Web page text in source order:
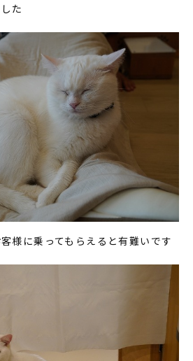
た
様に乗ってもらえると有難いです